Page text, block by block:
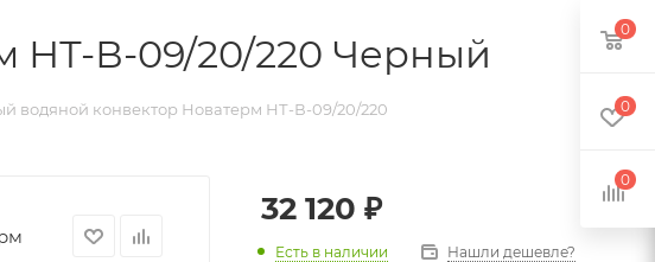
НТ-В-09/20/220 Черный
водяной конвектор Новатерм НТ-В-09/20/220
32 120 ₽
Есть в наличии Нашли дешевле?
0
0
0